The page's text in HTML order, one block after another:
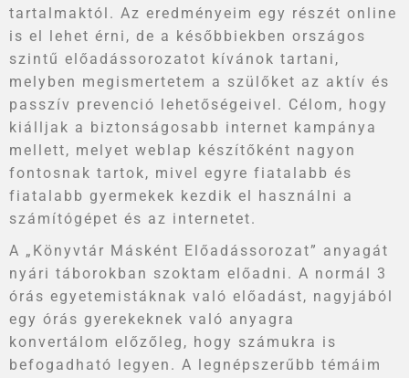
tartalmaktól. Az eredményeim egy részét online
is el lehet érni, de a későbbiekben országos
szintű előadássorozatot kívánok tartani,
melyben megismertetem a szülőket az aktív és
passzív prevenció lehetőségeivel. Célom, hogy
kiálljak a biztonságosabb internet kampánya
mellett, melyet weblap készítőként nagyon
fontosnak tartok, mivel egyre fiatalabb és
fiatalabb gyermekek kezdik el használni a
számítógépet és az internetet.
A „Könyvtár Másként Előadássorozat” anyagát
nyári táborokban szoktam előadni. A normál 3
órás egyetemistáknak való előadást, nagyjából
egy órás gyerekeknek való anyagra
konvertálom előzőleg, hogy számukra is
befogadható legyen. A legnépszerűbb témáim